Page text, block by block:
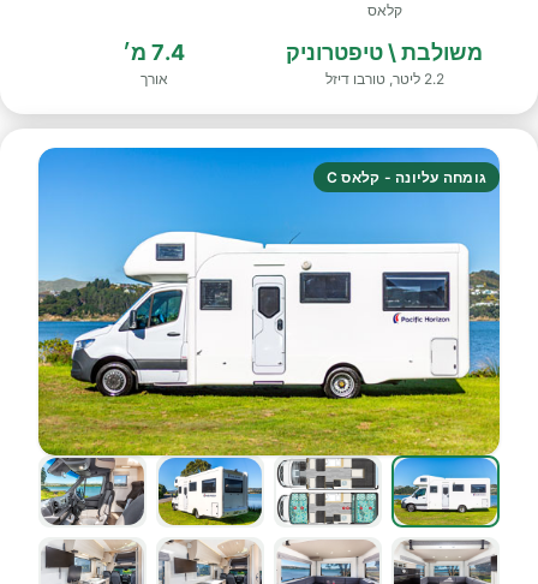
קלאס
משולבת \ טיפטרוניק
2.2 ליטר, טורבו דיזל
7.4 מ׳
אורך
גומחה עליונה - קלאס C